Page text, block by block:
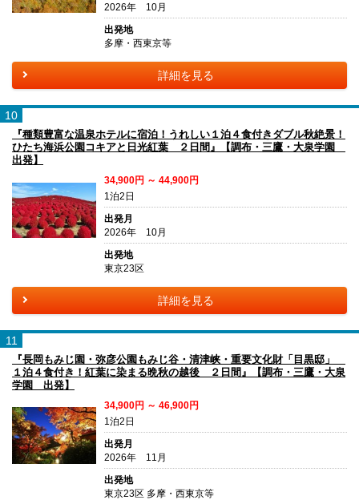
2026年 10月
出発地
多摩・西東京等
詳細を見る
10
『種類豊富な温泉ホテルに宿泊！うれしい１泊４食付きダブル秋絶景！
ひたち海浜公園コキアと日光紅葉 ２日間』【調布・三鷹・大泉学園
出発】
34,900円 ～ 44,900円
1泊2日
出発月
2026年 10月
出発地
東京23区
詳細を見る
11
『長岡もみじ園・弥彦公園もみじ谷・清津峡・重要文化財「目黒邸」
１泊４食付き！紅葉に染まる晩秋の越後 ２日間』【調布・三鷹・大泉
学園 出発】
34,900円 ～ 46,900円
1泊2日
出発月
2026年 11月
出発地
東京23区 多摩・西東京等